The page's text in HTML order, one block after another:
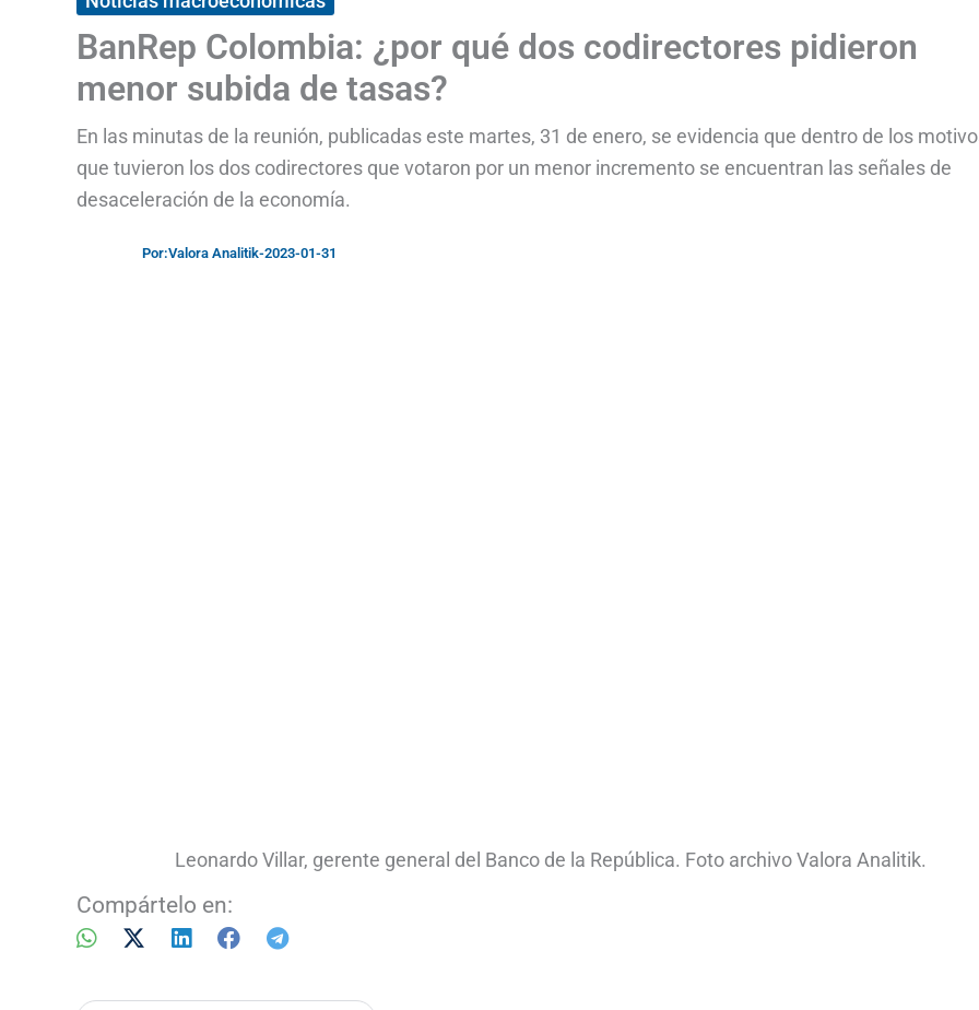
BanRep Colombia: ¿por qué dos codirectores pidieron
menor subida de tasas?
En las minutas de la reunión, publicadas este martes, 31 de enero, se evidencia que dentro de los
que tuvieron los dos codirectores que votaron por un menor incremento se encuentran las señales de
desaceleración de la economía.
Por:Valora Analitik-2023-01-31
Leonardo Villar, gerente general del Banco de la República. Foto archivo Valora Analitik.
Compártelo en: